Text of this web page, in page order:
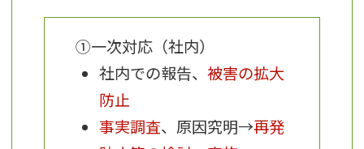
①一次対応（社内）
社内での報告、 被害の拡大
防止
事実調査、原因究明→再発